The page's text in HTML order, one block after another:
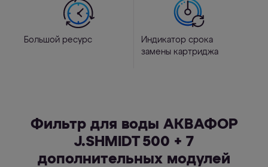
Большой ресурс
Индикатор срока
замены картриджа
Фильтр для воды АКВАФОР
J.SHMIDT 500 + 7
дополнительных модулей